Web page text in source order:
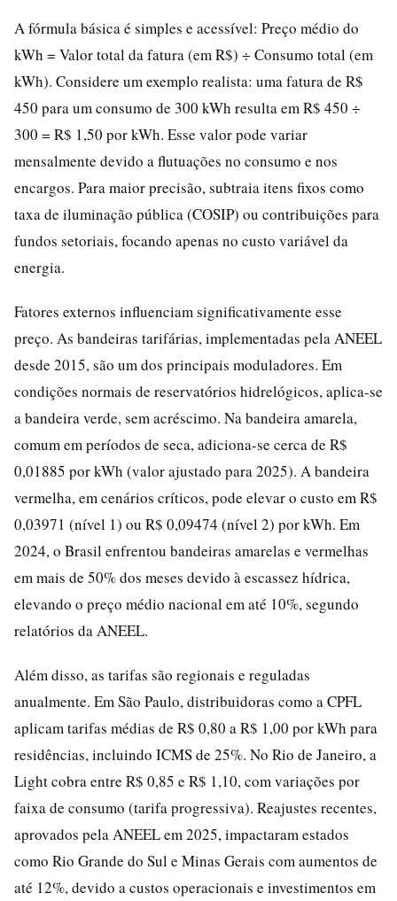
A fórmula básica é simples e acessível: Preço médio do
kWh = Valor total da fatura (em R$) ÷ Consumo total (em
kWh). Considere um exemplo realista: uma fatura de R$
450 para um consumo de 300 kWh resulta em R$ 450 ÷
300 = R$ 1,50 por kWh. Esse valor pode variar
mensalmente devido a flutuações no consumo e nos
encargos. Para maior precisão, subtraia itens fixos como
taxa de iluminação pública (COSIP) ou contribuições para
fundos setoriais, focando apenas no custo variável da
energia.
Fatores externos influenciam significativamente esse
preço. As bandeiras tarifárias, implementadas pela ANEEL
desde 2015, são um dos principais moduladores. Em
condições normais de reservatórios hidrelógicos, aplica-se
a bandeira verde, sem acréscimo. Na bandeira amarela,
comum em períodos de seca, adiciona-se cerca de R$
0,01885 por kWh (valor ajustado para 2025). A bandeira
vermelha, em cenários críticos, pode elevar o custo em R$
0,03971 (nível 1) ou R$ 0,09474 (nível 2) por kWh. Em
2024, o Brasil enfrentou bandeiras amarelas e vermelhas
em mais de 50% dos meses devido à escassez hídrica,
elevando o preço médio nacional em até 10%, segundo
relatórios da ANEEL.
Além disso, as tarifas são regionais e reguladas
anualmente. Em São Paulo, distribuidoras como a CPFL
aplicam tarifas médias de R$ 0,80 a R$ 1,00 por kWh para
residências, incluindo ICMS de 25%. No Rio de Janeiro, a
Light cobra entre R$ 0,85 e R$ 1,10, com variações por
faixa de consumo (tarifa progressiva). Reajustes recentes,
aprovados pela ANEEL em 2025, impactaram estados
como Rio Grande do Sul e Minas Gerais com aumentos de
até 12%, devido a custos operacionais e investimentos em